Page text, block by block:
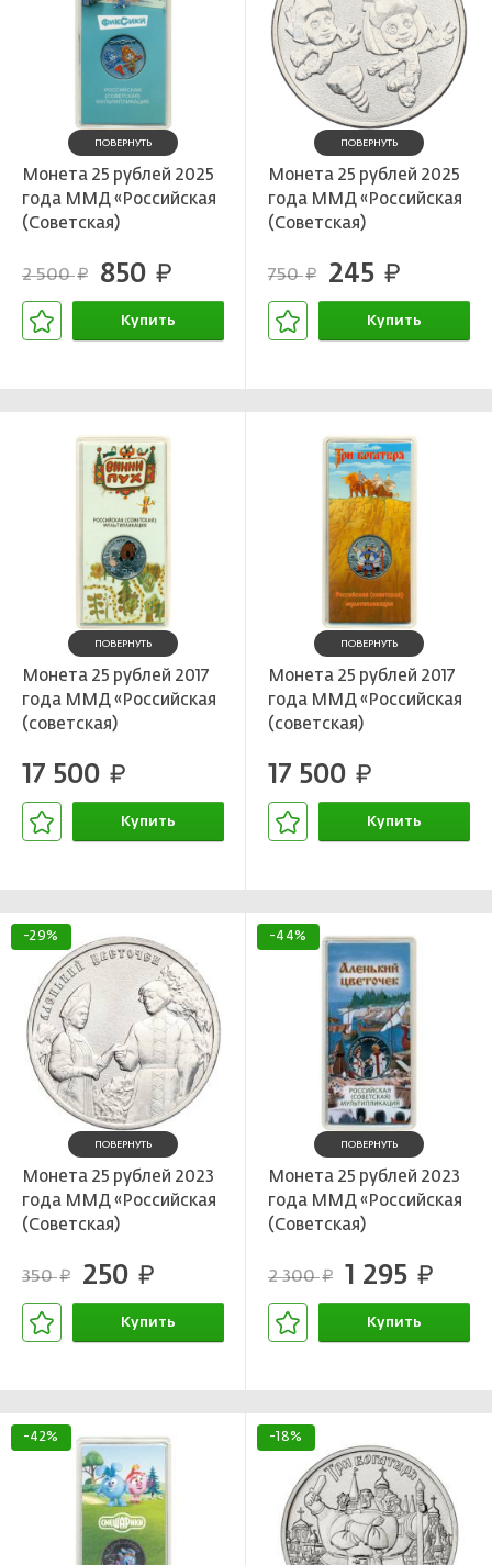
ПОВЕРНУТЬ
Монета 25 рублей 2025
года ММД «Российская
(Советская)
Фиксики» (Цветная)
2 500руб. 850 руб.
Купить
ПОВЕРНУТЬ
Монета 25 рублей 2025
года ММД «Российская
(Советская)
Фиксики»
750руб. 245 руб.
Купить
ПОВЕРНУТЬ
Монета 25 рублей 2017
года ММД «Российская
(советская)
Винни-Пух» (Цветная)
17 500 руб.
Купить
ПОВЕРНУТЬ
Монета 25 рублей 2017
года ММД «Российская
(советская)
богатыря» (Цветная)
17 500 руб.
Купить
-29%
ПОВЕРНУТЬ
Монета 25 рублей 2023
года ММД «Российская
(Советская)
Аленький цветочек»
350руб. 250 руб.
Купить
-44%
ПОВЕРНУТЬ
Монета 25 рублей 2023
года ММД «Российская
(Советская)
Аленький цветочек»
2 300руб. 1 295 руб.
Купить
-42% -18%